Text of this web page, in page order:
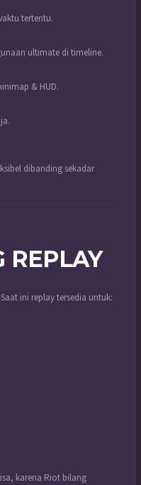
tertentu.
ultimate di timeline.
& HUD.
dibanding sekadar
REPLAY
ini replay tersedia untuk:
karena Riot bilang